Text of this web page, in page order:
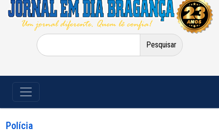
Pesquisar
por:
Polícia